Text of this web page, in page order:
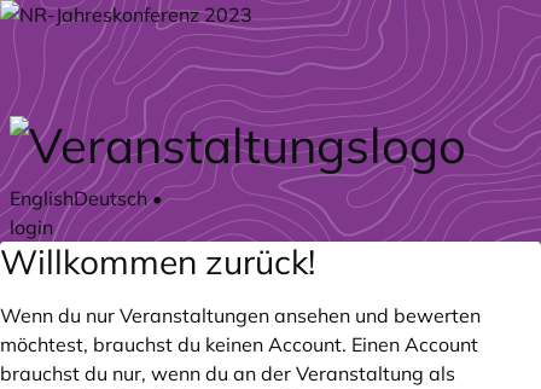
Zum Hauptteil springen
EnglishDeutsch•
login
Willkommen zurück!
Wenn du nur Veranstaltungen ansehen und bewerten
möchtest, brauchst du keinen Account. Einen Account
brauchst du nur, wenn du an der Veranstaltung als